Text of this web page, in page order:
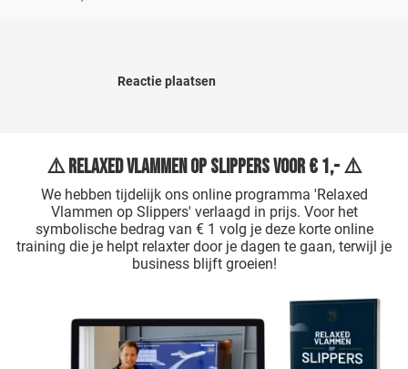
Reactie plaatsen
⚠️ Relaxed Vlammen op Slippers voor € 1,- ⚠️
We hebben tijdelijk ons online programma 'Relaxed
Vlammen op Slippers' verlaagd in prijs. Voor het
symbolische bedrag van € 1 volg je deze korte online
training die je helpt relaxter door je dagen te gaan, terwijl je
business blijft groeien!